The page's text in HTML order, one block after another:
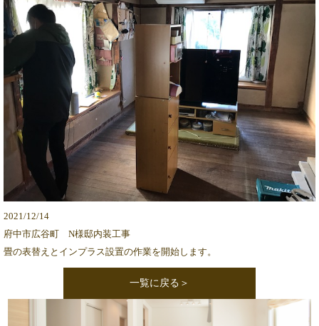
2021/12/14
府中市広谷町 N様邸内装工事
畳の表替えとインプラス設置の作業を開始します。
一覧に戻る＞